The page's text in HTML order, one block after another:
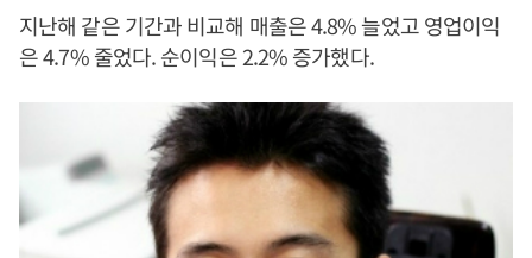
지난해 같은 기간과 비교해 매출은 4.8% 늘었고 영업이익
은 4.7% 줄었다. 순이익은 2.2% 증가했다.